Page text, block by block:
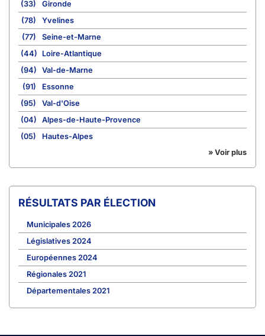
(33)
Gironde
(78)
Yvelines
(77)
Seine-et-Marne
(44)
Loire-Atlantique
(94)
Val-de-Marne
(91)
Essonne
(95)
Val-d'Oise
(04)
Alpes-de-Haute-Provence
(05)
Hautes-Alpes
» Voir plus
RÉSULTATS PAR ÉLECTION
Municipales 2026
Législatives 2024
Européennes 2024
Régionales 2021
Départementales 2021